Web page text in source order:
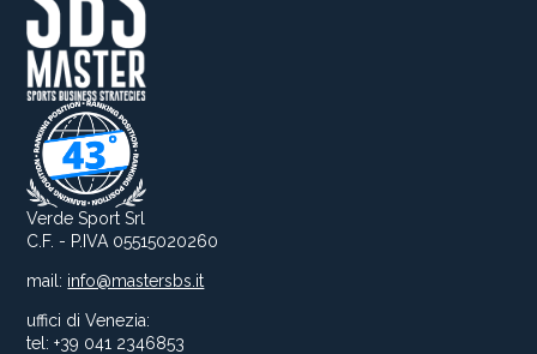
Verde Sport Srl
C.F. - P.IVA 05515020260
mail: info@mastersbs.it
uffici di Venezia:
tel: +39 041 2346853